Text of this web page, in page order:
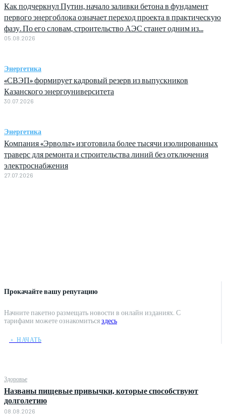
Прокачайте вашу репутацию
Начните пакетно размещать новости в онлайн изданиях. С
тарифами можете ознакомитьсяздесь
﹢ НАЧАТЬ
Здоровье
Названы пищевые привычки, которые способствуют
долголетию
08.08.2026
Как подчеркнул Путин, начало заливки бетона в фундамент
первого энергоблока означает переход проекта в практическую
фазу. По его словам, строительство АЭС станет одним из...
05.08.2026
Энергетика
«СВЭП» формирует кадровый резерв из выпускников
Казанского энергоуниверситета
30.07.2026
Энергетика
Компания «Эрвольт» изготовила более тысячи изолированных
траверс для ремонта и строительства линий без отключения
электроснабжения
27.07.2026